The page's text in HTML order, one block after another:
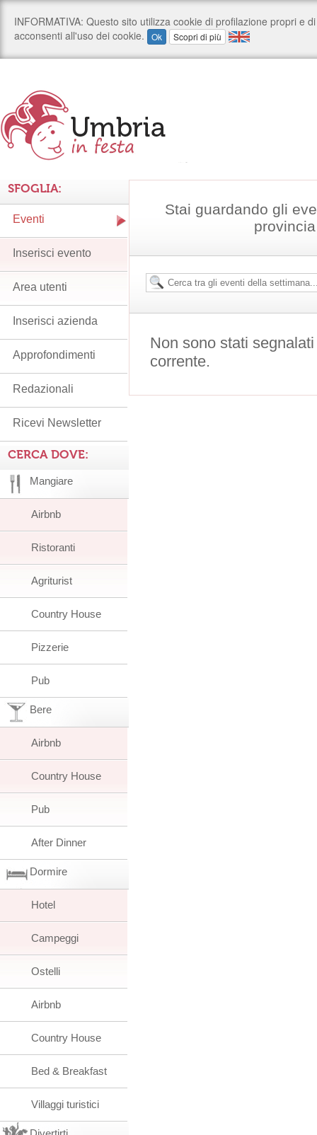
Stai guardando gli
Non sono stati
corrente.
SFOGLIA:
Eventi
Inserisci evento
Area utenti
Inserisci azienda
Approfondimenti
Redazionali
Ricevi Newsletter
CERCA DOVE:
Mangiare
Airbnb
Ristoranti
Agriturist
Country House
Pizzerie
Pub
Bere
Airbnb
Country House
Pub
After Dinner
Dormire
Hotel
Campeggi
Ostelli
Airbnb
Country House
Bed & Breakfast
Villaggi turistici